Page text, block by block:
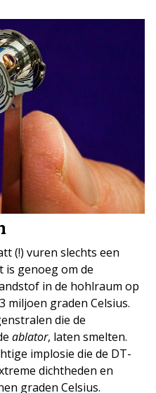
(!) vuren slechts een
is genoeg om de
in de hohlraum op
miljoen graden Celsius.
die de
ablator, laten smelten.
implosie die de DT-
dichtheden en
graden Celsius.